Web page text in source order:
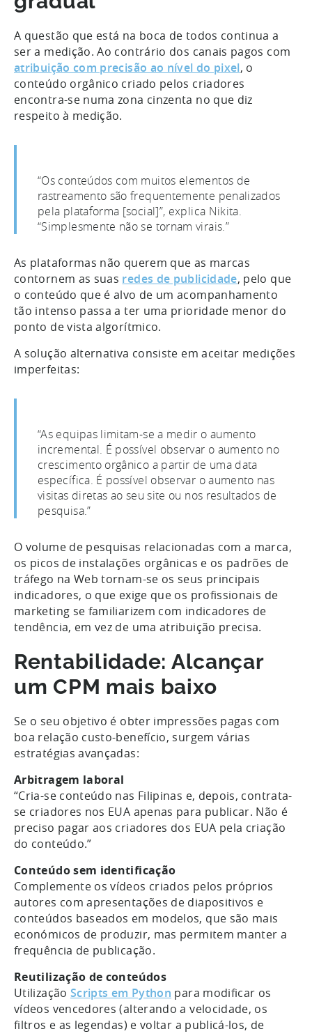
A questão que está na boca de todos continua a
ser a medição. Ao contrário dos canais pagos com
atribuição com precisão ao nível do pixel, o
conteúdo orgânico criado pelos criadores
encontra-se numa zona cinzenta no que diz
respeito à medição.
“Os conteúdos com muitos elementos de
rastreamento são frequentemente penalizados
pela plataforma [social]”, explica Nikita.
“Simplesmente não se tornam virais.”
As plataformas não querem que as marcas
contornem as suas redes de publicidade, pelo que
o conteúdo que é alvo de um acompanhamento
tão intenso passa a ter uma prioridade menor do
ponto de vista algorítmico.
A solução alternativa consiste em aceitar medições
imperfeitas:
“As equipas limitam-se a medir o aumento
incremental. É possível observar o aumento no
crescimento orgânico a partir de uma data
específica. É possível observar o aumento nas
visitas diretas ao seu site ou nos resultados de
pesquisa.”
O volume de pesquisas relacionadas com a marca,
os picos de instalações orgânicas e os padrões de
tráfego na Web tornam-se os seus principais
indicadores, o que exige que os profissionais de
marketing se familiarizem com indicadores de
tendência, em vez de uma atribuição precisa.
Rentabilidade: Alcançar
um CPM mais baixo
Se o seu objetivo é obter impressões pagas com
boa relação custo-benefício, surgem várias
estratégias avançadas:
Arbitragem laboral
“Cria-se conteúdo nas Filipinas e, depois, contrata-
se criadores nos EUA apenas para publicar. Não é
preciso pagar aos criadores dos EUA pela criação
do conteúdo.”
Conteúdo sem identificação
Complemente os vídeos criados pelos próprios
autores com apresentações de diapositivos e
conteúdos baseados em modelos, que são mais
económicos de produzir, mas permitem manter a
frequência de publicação.
Reutilização de conteúdos
Utilização Scripts em Python para modificar os
vídeos vencedores (alterando a velocidade, os
filtros e as legendas) e voltar a publicá-los, de